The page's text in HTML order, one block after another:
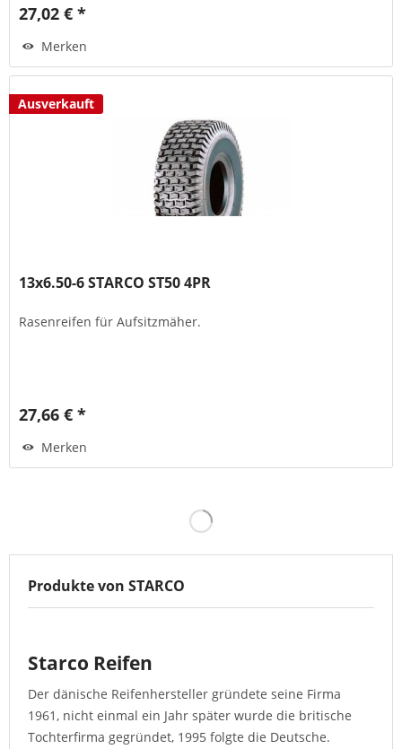
27,02 € *
Merken
Ausverkauft
13x6.50-6 STARCO ST50 4PR
Rasenreifen für Aufsitzmäher.
27,66 € *
Merken
Produkte von STARCO
Starco Reifen
Der dänische Reifenhersteller gründete seine Firma
1961, nicht einmal ein Jahr später wurde die britische
Tochterfirma gegründet, 1995 folgte die Deutsche.